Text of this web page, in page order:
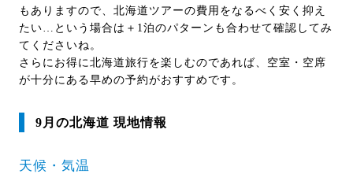
もありますので、北海道ツアーの費用をなるべく安く抑え
たい…という場合は＋1泊のパターンも合わせて確認してみ
てくださいね。
さらにお得に北海道旅行を楽しむのであれば、空室・空席
が十分にある早めの予約がおすすめです。
9月の北海道 現地情報
天候・気温